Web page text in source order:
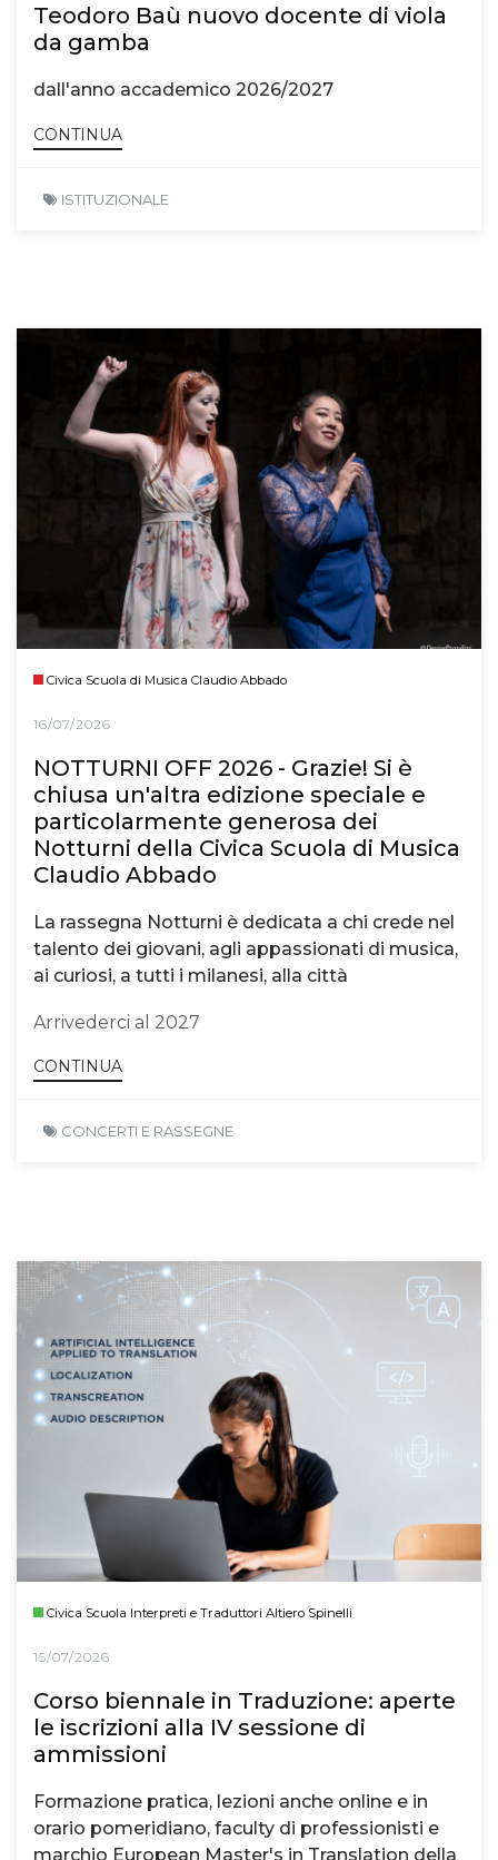
Teodoro Baù nuovo docente di viola
da gamba
dall'anno accademico 2026/2027
CONTINUA
ISTITUZIONALE
Civica Scuola di Musica Claudio Abbado
16/07/2026
NOTTURNI OFF 2026 - Grazie! Si è
chiusa un'altra edizione speciale e
particolarmente generosa dei
Notturni della Civica Scuola di Musica
Claudio Abbado
La rassegna Notturni è dedicata a chi crede nel
talento dei giovani, agli appassionati di musica,
ai curiosi, a tutti i milanesi, alla città
Arrivederci al 2027
CONTINUA
CONCERTI E RASSEGNE
Civica Scuola Interpreti e Traduttori Altiero Spinelli
15/07/2026
Corso biennale in Traduzione: aperte
le iscrizioni alla IV sessione di
ammissioni
Formazione pratica, lezioni anche online e in
orario pomeridiano, faculty di professionisti e
marchio European Master's in Translation della